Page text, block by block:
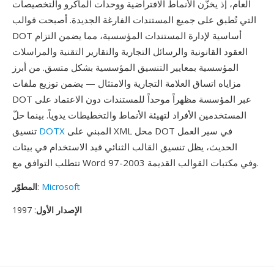
العام، إذ يخزّن الأنماط الافتراضية ووحدات الماكرو والتخصيصات
التي تُطبق على جميع المستندات الفارغة الجديدة. أصبحت قوالب
DOT أساسية لإدارة المستندات المؤسسية، مما يضمن التزام
العقود القانونية والرسائل التجارية والتقارير التقنية والمراسلات
المؤسسية بمعايير التنسيق المؤسسية بشكل متسق. من أبرز
مزاياه اتساق العلامة التجارية والامتثال — يضمن توزيع ملفات
DOT عبر المؤسسة مظهراً موحداً للمستندات دون الاعتماد على
المستخدمين الأفراد لتهيئة الأنماط والتخطيطات يدوياً. بينما حلّ
DOTX
الحديث، يظل تنسيق القالب الثنائي قيد الاستخدام في بيئات
تتطلب التوافق مع Word 97-2003 وفي مكتبات القوالب القديمة.
المطوّر: Microsoft
الإصدار الأول: 1997